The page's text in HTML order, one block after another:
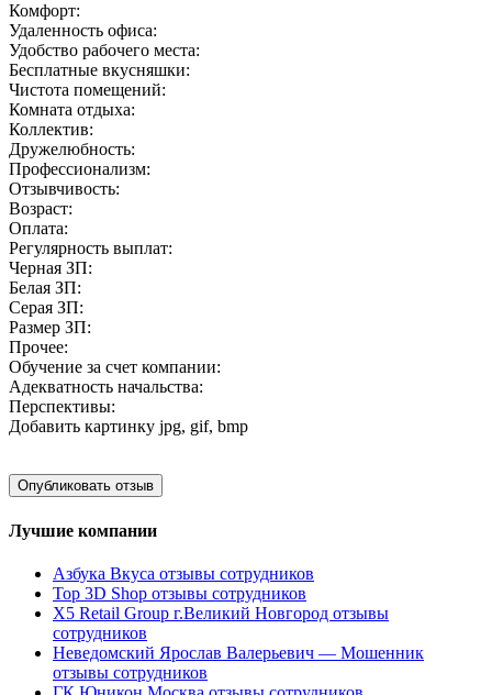
Комфорт:
Удаленность офиса:
Удобство рабочего места:
Бесплатные вкусняшки:
Чистота помещений:
Комната отдыха:
Коллектив:
Дружелюбность:
Профессионализм:
Отзывчивость:
Возраст:
Оплата:
Регулярность выплат:
Черная ЗП:
Белая ЗП:
Серая ЗП:
Размер ЗП:
Прочее:
Обучение за счет компании:
Адекватность начальства:
Перспективы:
Добавить картинку jpg, gif, bmp
Лучшие компании
Азбука Вкуса отзывы сотрудников
Top 3D Shop отзывы сотрудников
X5 Retail Group г.Великий Новгород отзывы
сотрудников
Неведомский Ярослав Валерьевич — Мошенник
отзывы сотрудников